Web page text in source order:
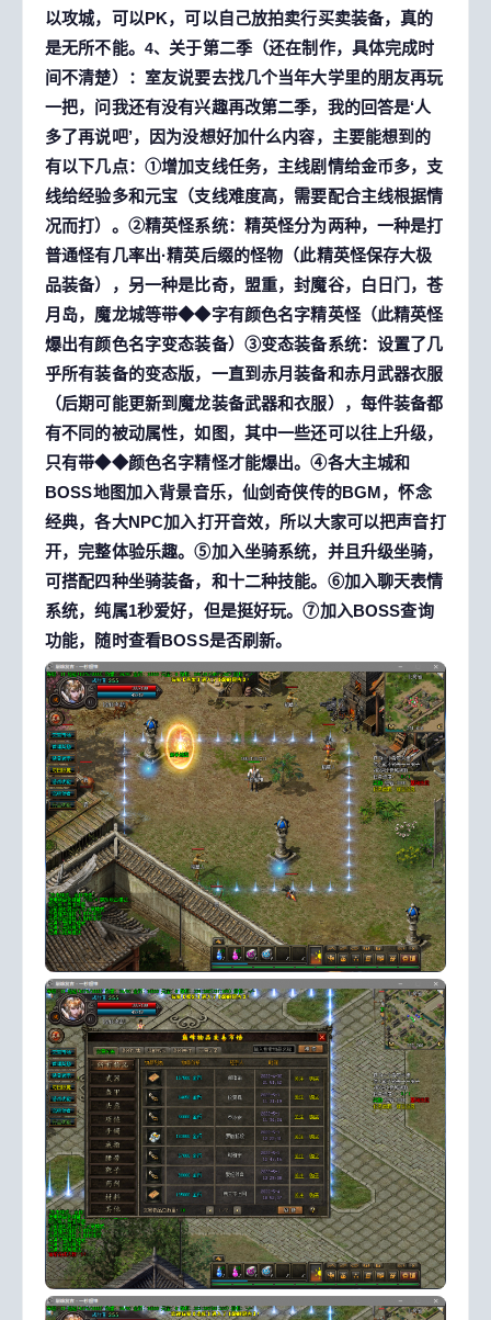
以攻城，可以PK，可以自己放拍卖行买卖装备，真的
是无所不能。 4、 关于第二季（还在制作，具体完成时
间不清楚）：室友说要去找几个当年大学里的朋友再玩
一把，问我还有没有兴趣再改第二季，我的回答是‘人
多了再说吧’，因为没想好加什么内容，主要能想到的
有以下几点：①增加支线任务，主线剧情给金币多，支
线给经验多和元宝（支线难度高，需要配合主线根据情
况而打）。②精英怪系统：精英怪分为两种，一种是打
普通怪有几率出·精英后缀的怪物（此精英怪保存大极
品装备），另一种是比奇，盟重，封魔谷，白日门，苍
月岛，魔龙城等带◆◆字有颜色名字精英怪（此精英怪
爆出有颜色名字变态装备）③变态装备系统：设置了几
乎所有装备的变态版，一直到赤月装备和赤月武器衣服
（后期可能更新到魔龙装备武器和衣服），每件装备都
有不同的被动属性，如图，其中一些还可以往上升级，
只有带◆◆颜色名字精怪才能爆出。④各大主城和
BOSS地图加入背景音乐，仙剑奇侠传的BGM，怀念
经典，各大NPC加入打开音效，所以大家可以把声音打
开，完整体验乐趣。⑤加入坐骑系统，并且升级坐骑，
可搭配四种坐骑装备，和十二种技能。⑥加入聊天表情
系统，纯属1秒爱好，但是挺好玩。⑦加入BOSS查询
功能，随时查看BOSS是否刷新。